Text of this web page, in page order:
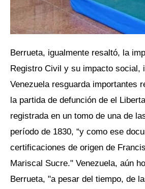
Berrueta, igualmente resaltó, la
Registro Civil y su impacto social,
Venezuela resguarda importantes
la partida de defunción de el
registrada en un tomo de una de
período de 1830, “y como ese
certificaciones de origen de
Mariscal Sucre." Venezuela, aún
Berrueta, "a pesar del tiempo, de